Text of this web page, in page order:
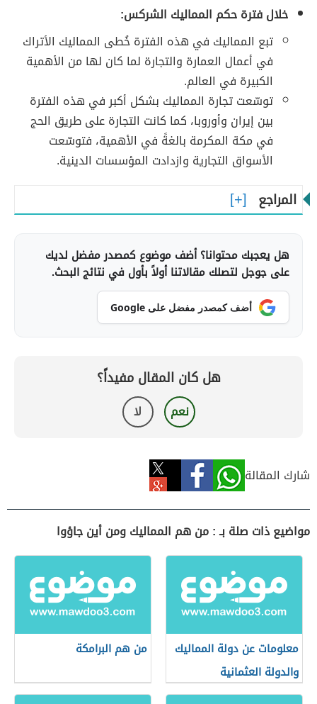
خلال فترة حكم المماليك الشركس:
تبع المماليك في هذه الفترة خُطى المماليك الأتراك
في أعمال العمارة والتجارة لما كان لها من الأهمية
الكبيرة في العالم.
توسّعت تجارة المماليك بشكل أكبر في هذه الفترة
بين إيران وأوروبا، كما كانت التجارة على طريق الحج
في مكة المكرمة بالغةً في الأهمية، فتوسّعت
الأسواق التجارية وازدادت المؤسسات الدينية.
المراجع
هل يعجبك محتوانا؟ أضف موضوع كمصدر مفضل لديك
على جوجل لتصلك مقالاتنا أولاً بأول في نتائج البحث.
أضف كمصدر مفضل على Google
هل كان المقال مفيداً؟
نعم لا
شارك المقالة
مواضيع ذات صلة بـ : من هم المماليك ومن أين جاؤوا
معلومات عن دولة المماليك
والدولة العثمانية
من هم البرامكة